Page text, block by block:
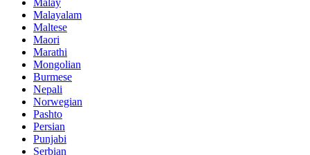
Malay
Malayalam
Maltese
Maori
Marathi
Mongolian
Burmese
Nepali
Norwegian
Pashto
Persian
Punjabi
Serbian